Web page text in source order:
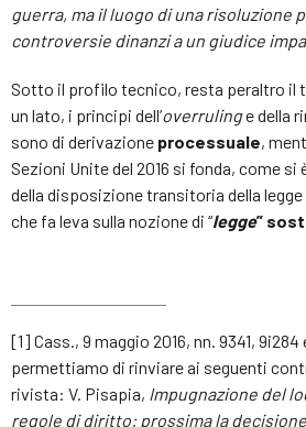
guerra, ma il luogo di una risoluzione
controversie dinanzi a un giudice
Sotto il profilo tecnico, resta peraltro il
un lato, i principi dell’overrulinge della
sono di derivazione processuale,
Sezioni Unite del 2016 si fonda, come
della disposizione transitoria della
che fa leva sulla nozione di “legge”
[1] Cass., 9 maggio 2016, nn. 9341,
permettiamo di rinviare ai seguenti
rivista: V. Pisapia, Impugnazione del
regole di diritto: prossima la